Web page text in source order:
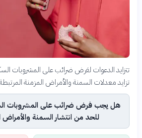
تتزايد الدعوات لفرض ضرائب على المشروبات
تزايد معدلات السمنة والأمراض المزمنة
هل يجب فرض ضرائب على المشروبات
للحد من انتشار السمنة والأمراض